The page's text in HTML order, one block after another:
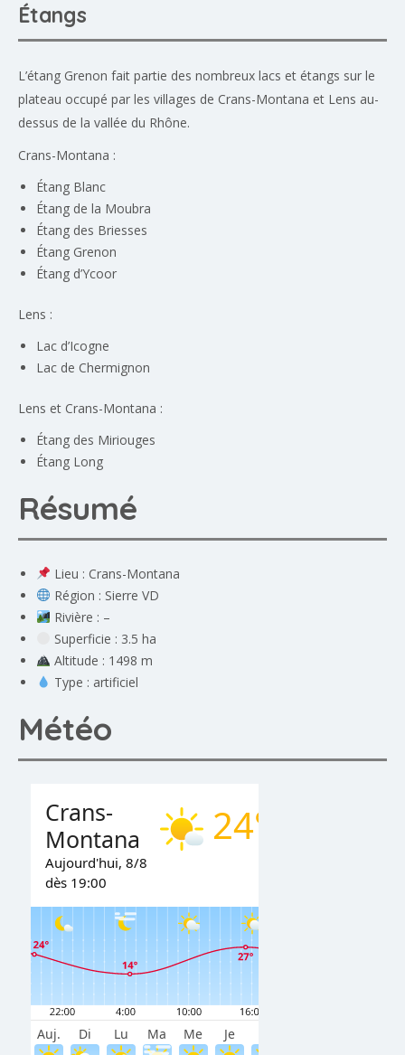
Étangs
L’étang Grenon fait partie des nombreux lacs et étangs sur le
plateau occupé par les villages de Crans-Montana et Lens au-
dessus de la vallée du Rhône.
Crans-Montana :
Étang Blanc
Étang de la Moubra
Étang des Briesses
Étang Grenon
Étang d’Ycoor
Lens :
Lac d’Icogne
Lac de Chermignon
Lens et Crans-Montana :
Étang des Miriouges
Étang Long
Résumé
Lieu : Crans-Montana
Région : Sierre VD
Rivière : –
Superficie : 3.5 ha
Altitude : 1498 m
Type : artificiel
Météo